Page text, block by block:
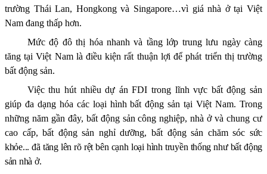
trường Thái Lan, Hongkong và Singapore…vì giá nhà ở tại Việt
Nam đang thấp hơn.
Mức độ đô thị hóa nhanh và tầng lớp trung lưu ngày càng
tăng tại Việt Nam là điều kiện rất thuận lợi để phát triển thị trường
bất động sản.
Việc thu hút nhiều dự án FDI trong lĩnh vực bất động sản
giúp đa dạng hóa các loại hình bất động sản tại Việt Nam. Trong
những năm gần đây, bất động sản công nghiệp, nhà ở và chung cư
cao cấp, bất động sản nghỉ dưỡng, bất động sản chăm sóc sức
khỏe... đã tăng lên rõ rệt bên cạnh loại hình truyền thống như bất động
sản nhà ở.